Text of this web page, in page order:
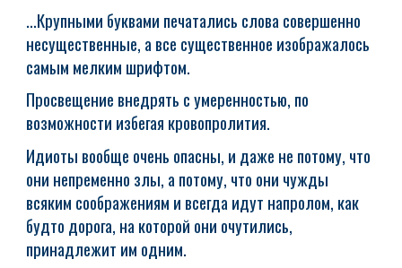
...Крупными буквами печатались слова совершенно
несущественные, а все существенное изображалось
самым мелким шрифтом.
Просвещение внедрять с умеренностью, по
возможности избегая кровопролития.
Идиоты вообще очень опасны, и даже не потому, что
они непременно злы, а потому, что они чужды
всяким соображениям и всегда идут напролом, как
будто дорога, на которой они очутились,
принадлежит им одним.